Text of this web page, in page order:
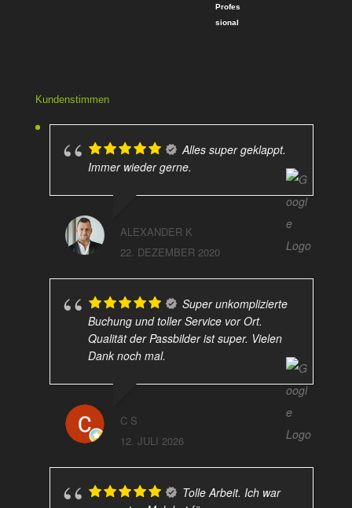
Kundenstimmen
Alles super geklappt.
Immer wieder gerne.
ALEXANDER K
22. DEZEMBER 2020
Super unkomplizierte
Buchung und toller Service vor Ort.
Qualität der Passbilder ist super. Vielen
Dank noch mal.
C S
12. JULI 2026
Tolle Arbeit. Ich war